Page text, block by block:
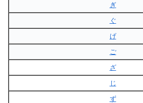
ぎ
ぐ
げ
ご
ざ
じ
ず